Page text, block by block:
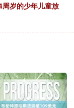
岁的少年儿童放